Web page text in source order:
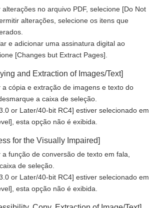
alterações no arquivo PDF, selecione [Do Not
alterações, selecione os itens que
e adicionar uma assinatura digital ao
[Changes but Extract Pages].
and Extraction of Images/Text]
a cópia e extração de imagens e texto do
a caixa de seleção.
or Later/40-bit RC4] estiver selecionado em
esta opção não é exibida.
for the Visually Impaired]
função de conversão de texto em fala,
de seleção.
or Later/40-bit RC4] estiver selecionado em
esta opção não é exibida.